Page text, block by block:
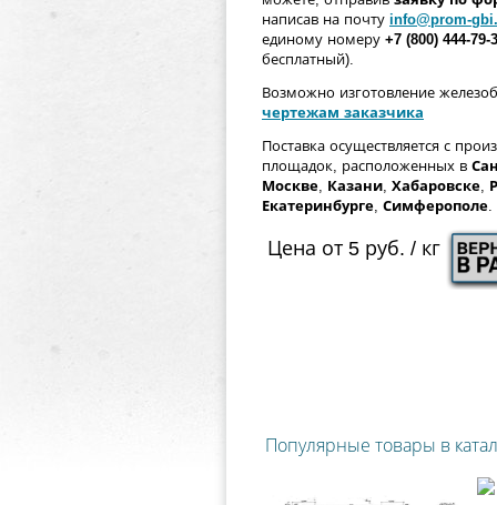
написав на почту info@prom-
единому номеру +7 (800) 444-79-
бесплатный).
Возможно изготовление
чертежам заказчика
Поставка осуществляется с
площадок, расположенных в
Москве, Казани, Хабаровске,
Екатеринбурге, Симферополе.
Цена от 5 руб. / кг
Популярные товары в